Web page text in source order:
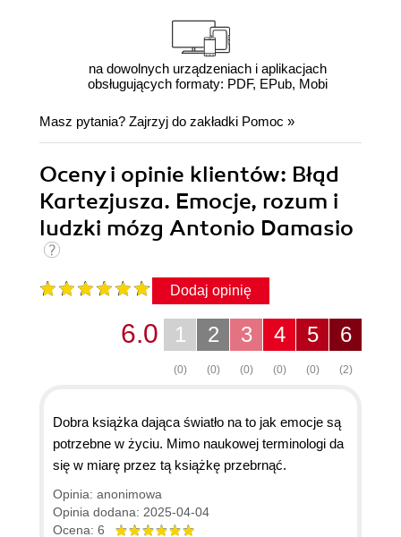
na dowolnych urządzeniach i aplikacjach
obsługujących formaty: PDF, EPub, Mobi
Masz pytania? Zajrzyj do zakładki Pomoc »
Oceny i opinie klientów: Błąd
Kartezjusza. Emocje, rozum i
ludzki mózg Antonio Damasio
Dodaj opinię
6
(2)
5
(0)
4
(0)
3
(0)
2
(0)
1
(0)
6.0
Dobra książka dająca światło na to jak emocje są
potrzebne w życiu. Mimo naukowej terminologi da
się w miarę przez tą książkę przebrnąć.
Opinia: anonimowa
Opinia dodana: 2025-04-04
Ocena: 6